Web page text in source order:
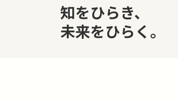
知をひらき、
未来をひらく。